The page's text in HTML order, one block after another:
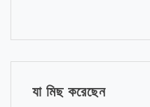
যা মিছ করেছেন